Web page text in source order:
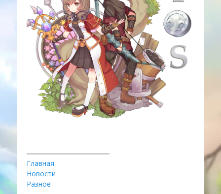
Главная
Новости
Разное